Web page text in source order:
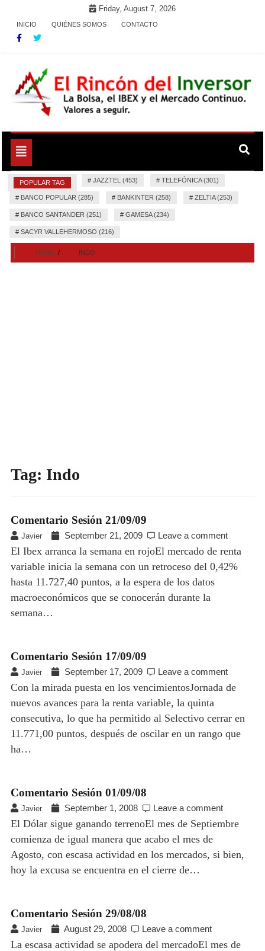
content
Friday, August 7, 2026
INICIO QUIÉNES SOMOS CONTACTO
El Rincón del Inversor
Toggle
navigation
POPULAR TAG # JAZZTEL (453) # TELEFÓNICA (301)
# BANCO POPULAR (285) # BANKINTER (258) # ZELTIA (253)
# BANCO SANTANDER (251) # GAMESA (234)
# SACYR VALLEHERMOSO (216)
HOME INDO
Tag: Indo
Comentario Sesión 21/09/09
Javier September 21, 2009 Leave a comment
El Ibex arranca la semana en rojoEl mercado de renta
variable inicia la semana con un retroceso del 0,42%
hasta 11.727,40 puntos, a la espera de los datos
macroeconómicos que se conocerán durante la
semana…
Comentario Sesión 17/09/09
Javier September 17, 2009 Leave a comment
Con la mirada puesta en los vencimientosJornada de
nuevos avances para la renta variable, la quinta
consecutiva, lo que ha permitido al Selectivo cerrar en
11.771,00 puntos, después de oscilar en un rango que
ha…
Comentario Sesión 01/09/08
Javier September 1, 2008 Leave a comment
El Dólar sigue ganando terrenoEl mes de Septiembre
comienza de igual manera que acabo el mes de
Agosto, con escasa actividad en los mercados, si bien,
hoy la excusa se encuentra en el cierre de…
Comentario Sesión 29/08/08
Javier August 29, 2008 Leave a comment
La escasa actividad se apodera del mercadoEl mes de